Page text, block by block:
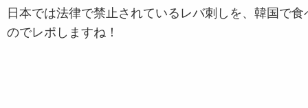
日本では法律で禁止されているレバ刺しを、韓国で食
のでレポしますね！